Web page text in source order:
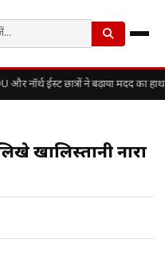
नॉर्थ ईस्ट छात्रों ने बढ़ाया मदद का हाथ
खालिस्तानी नारों